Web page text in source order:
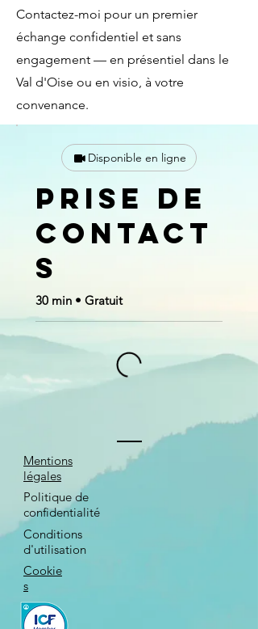
Contactez-moi pour un premier
échange confidentiel et sans
engagement — en présentiel dans le
Val d'Oise ou en visio, à votre
convenance.
Disponible en ligne
Prise de
contact
s
30 min • Gratuit
Mentions
légales
Politique de
confidentialité
Conditions
d'utilisation
Cookie
s